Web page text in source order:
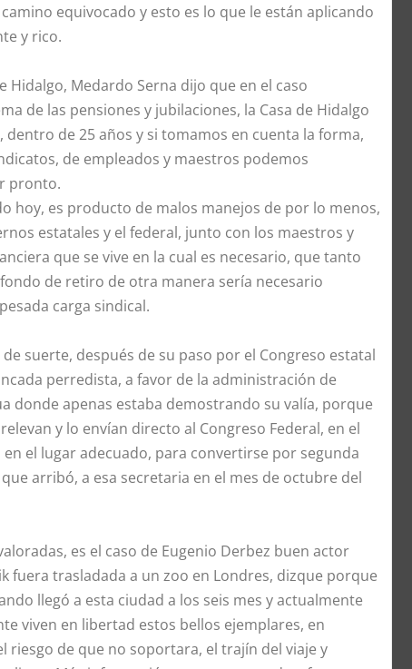
equivocado y esto es lo que le están aplicando
y rico.
Hidalgo, Medardo Serna dijo que en el caso
de las pensiones y jubilaciones, la Casa de Hidalgo
de 25 años y si tomamos en cuenta la forma,
de empleados y maestros podemos
pronto.
hoy, es producto de malos manejos de por lo menos,
estatales y el federal, junto con los maestros y
que se vive en la cual es necesario, que tanto
de retiro de otra manera sería necesario
carga sindical.
suerte, después de su paso por el Congreso estatal
perredista, a favor de la administración de
donde apenas estaba demostrando su valía, porque
y lo envían directo al Congreso Federal, en el
el lugar adecuado, para convertirse por segunda
arribó, a esa secretaria en el mes de octubre del
es el caso de Eugenio Derbez buen actor
fuera trasladada a un zoo en Londres, dizque porque
llegó a esta ciudad a los seis mes y actualmente
viven en libertad estos bellos ejemplares, en
riesgo de que no soportara, el trajín del viaje y